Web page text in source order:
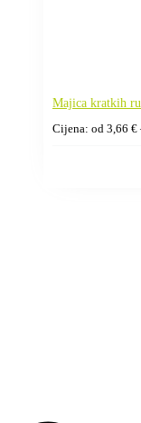
Majica kratkih
Cijena: od 3,66 €